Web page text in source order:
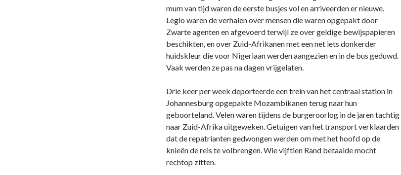
mum van tijd waren de eerste busjes vol en arriveerden er nieuwe.
Legio waren de verhalen over mensen die waren opgepakt door
Zwarte agenten en afgevoerd terwijl ze over geldige bewijspapieren
beschikten, en over Zuid-Afrikanen met een net iets donkerder
huidskleur die voor Nigeriaan werden aangezien en in de bus geduwd.
Vaak werden ze pas na dagen vrijgelaten.
Drie keer per week deporteerde een trein van het centraal station in
Johannesburg opgepakte Mozambikanen terug naar hun
geboorteland. Velen waren tijdens de burgeroorlog in de jaren tachtig
naar Zuid-Afrika uitgeweken. Getuigen van het transport verklaarden
dat de repatrianten gedwongen werden om met het hoofd op de
knieën de reis te volbrengen. Wie vijftien Rand betaalde mocht
rechtop zitten.